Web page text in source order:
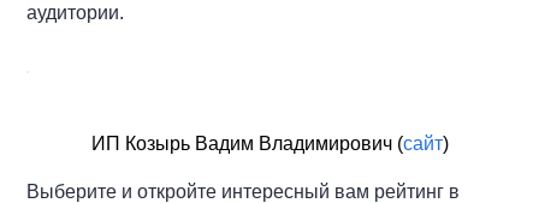
аудитории.
ИП Козырь Вадим Владимирович (сайт)
Выберите и откройте интересный вам рейтинг в